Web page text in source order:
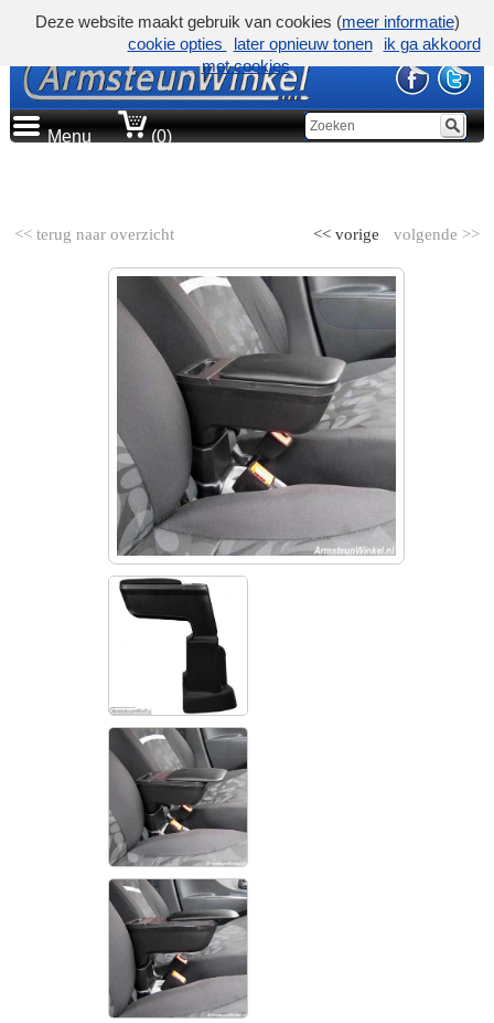
Menu (0)
<< terug naar overzicht volgende >>
<< vorige
Deze website maakt gebruik van cookies (meer informatie)
cookie opties
later opnieuw tonen
ik ga akkoord
met cookies